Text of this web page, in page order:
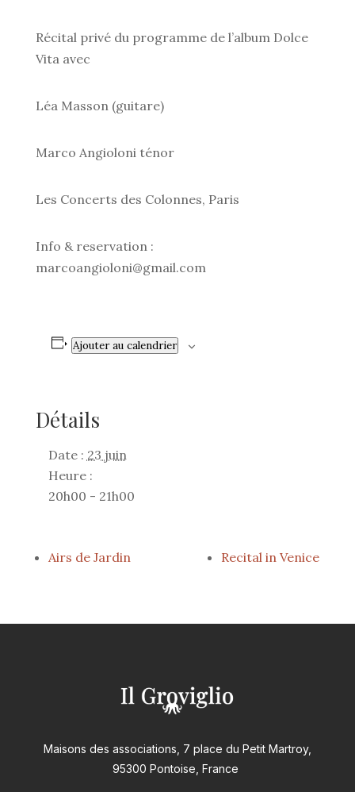
Récital privé du programme de l’album Dolce
Vita avec
Léa Masson (guitare)
Marco Angioloni ténor
Les Concerts des Colonnes, Paris
Info & reservation :
marcoangioloni@gmail.com
Ajouter au calendrier
Détails
Date : 23 juin
Heure :
20h00 - 21h00
Airs de Jardin Recital in Venice
Maisons des associations, 7 place du Petit Martroy,
95300 Pontoise, France